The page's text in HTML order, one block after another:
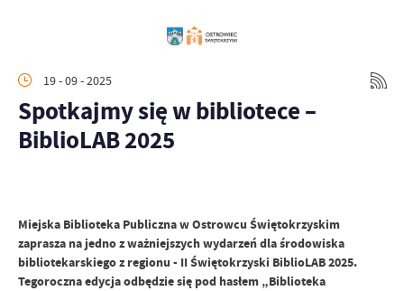
19 - 09 - 2025
Spotkajmy się w bibliotece –
BiblioLAB 2025
Miejska Biblioteka Publiczna w Ostrowcu Świętokrzyskim
zaprasza na jedno z ważniejszych wydarzeń dla środowiska
bibliotekarskiego z regionu - II Świętokrzyski BiblioLAB 2025.
Tegoroczna edycja odbędzie się pod hasłem „Biblioteka